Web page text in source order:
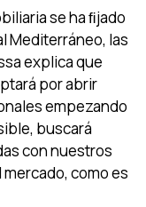
se ha ﬁjado
Mediterráneo, las
explica que
por abrir
empezando
buscará
con nuestros
como es